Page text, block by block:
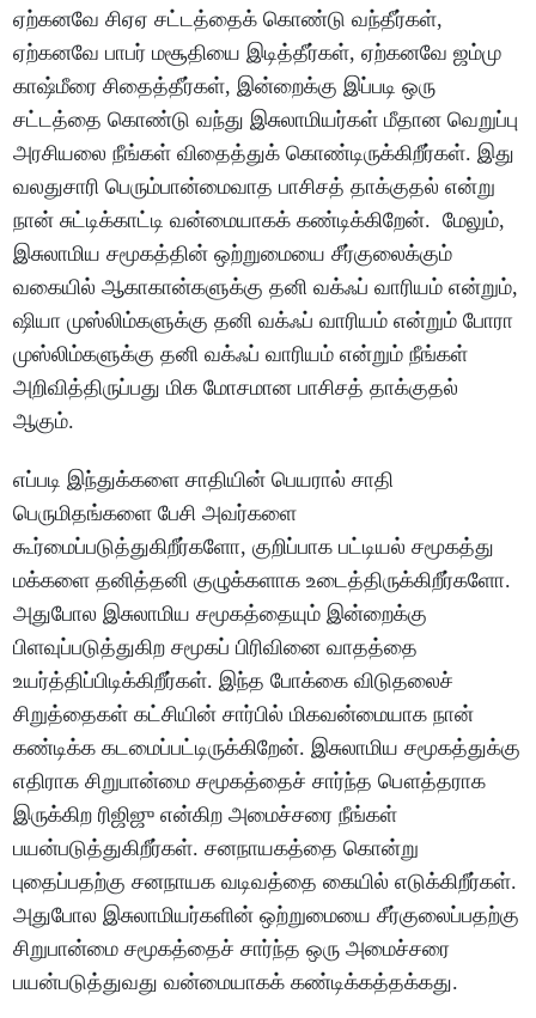
ஏற்கனவே சிஏஏ சட்டத்தைக் கொண்டு வந்தீர்கள்,
ஏற்கனவே பாபர் மசூதியை இடித்தீர்கள், ஏற்கனவே ஜம்மு
காஷ்மீரை சிதைத்தீர்கள், இன்றைக்கு இப்படி ஒரு
சட்டத்தை கொண்டு வந்து இசுலாமியர்கள் மீதான வெறுப்பு
அரசியலை நீங்கள் விதைத்துக் கொண்டிருக்கிறீர்கள். இது
வலதுசாரி பெரும்பான்மைவாத பாசிசத் தாக்குதல் என்று
நான் சுட்டிக்காட்டி வன்மையாகக் கண்டிக்கிறேன். மேலும்,
இசுலாமிய சமூகத்தின் ஒற்றுமையை சீர்குலைக்கும்
வகையில் ஆகாகான்களுக்கு தனி வக்ஃப் வாரியம் என்றும்,
ஷியா முஸ்லிம்களுக்கு தனி வக்ஃப் வாரியம் என்றும் போரா
முஸ்லிம்களுக்கு தனி வக்ஃப் வாரியம் என்றும் நீங்கள்
அறிவித்திருப்பது மிக மோசமான பாசிசத் தாக்குதல்
ஆகும்.
எப்படி இந்துக்களை சாதியின் பெயரால் சாதி
பெருமிதங்களை பேசி அவர்களை
கூர்மைப்படுத்துகிறீர்களோ, குறிப்பாக பட்டியல் சமூகத்து
மக்களை தனித்தனி குழுக்களாக உடைத்திருக்கிறீர்களோ.
அதுபோல இசுலாமிய சமூகத்தையும் இன்றைக்கு
பிளவுப்படுத்துகிற சமூகப் பிரிவினை வாதத்தை
உயர்த்திப்பிடிக்கிறீர்கள். இந்த போக்கை விடுதலைச்
சிறுத்தைகள் கட்சியின் சார்பில் மிகவன்மையாக நான்
கண்டிக்க கடமைப்பட்டிருக்கிறேன். இசுலாமிய சமூகத்துக்கு
எதிராக சிறுபான்மை சமூகத்தைச் சார்ந்த பௌத்தராக
இருக்கிற ரிஜிஜு என்கிற அமைச்சரை நீங்கள்
பயன்படுத்துகிறீர்கள். சனநாயகத்தை கொன்று
புதைப்பதற்கு சனநாயக வடிவத்தை கையில் எடுக்கிறீர்கள்.
அதுபோல இசுலாமியர்களின் ஒற்றுமையை சீர்குலைப்பதற்கு
சிறுபான்மை சமூகத்தைச் சார்ந்த ஒரு அமைச்சரை
பயன்படுத்துவது வன்மையாகக் கண்டிக்கத்தக்கது.